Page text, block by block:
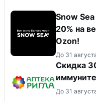
Snow
20% на
Ozon!
До 31
Скидка
До 31